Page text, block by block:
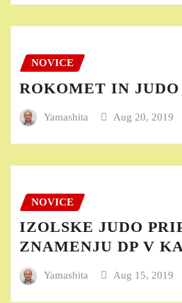
NOVICE
ROKOMET IN JUDO
Yamashita Aug 20, 2019
NOVICE
IZOLSKE JUDO
ZNAMENJU DP V
Yamashita Aug 15, 2019